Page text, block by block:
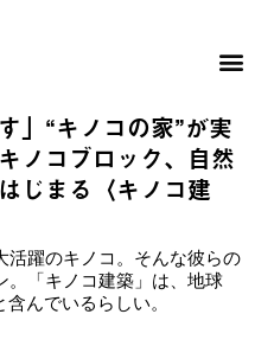
」“キノコの家”が実
ノコブロック、自然
じまる〈キノコ建
活躍のキノコ。そんな彼らの
。「キノコ建築」は、地球
んでいるらしい。